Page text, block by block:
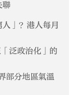
聯
人」？港人每月
泛政治化」的
部分地區氣溫